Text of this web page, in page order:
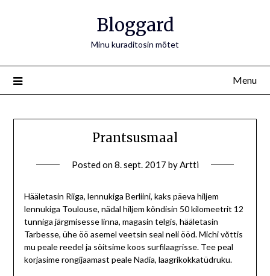
Bloggard
Minu kuraditosin mõtet
Menu
Prantsusmaal
Posted on8. sept. 2017 byArtti
Hääletasin Riiga, lennukiga Berliini, kaks päeva hiljem
lennukiga Toulouse, nädal hiljem kõndisin 50 kilomeetrit 12
tunniga järgmisesse linna, magasin telgis, hääletasin
Tarbesse, ühe öö asemel veetsin seal neli ööd. Michi võttis
mu peale reedel ja sõitsime koos surfilaagrisse. Tee peal
korjasime rongijaamast peale Nadia, laagrikokkatüdruku.